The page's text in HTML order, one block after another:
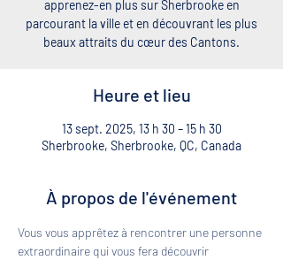
apprenez-en plus sur Sherbrooke en
parcourant la ville et en découvrant les plus
beaux attraits du cœur des Cantons.
Heure et lieu
13 sept. 2025, 13 h 30 – 15 h 30
Sherbrooke, Sherbrooke, QC, Canada
À propos de l'événement
Vous vous apprêtez à rencontrer une personne
extraordinaire qui vous fera découvrir